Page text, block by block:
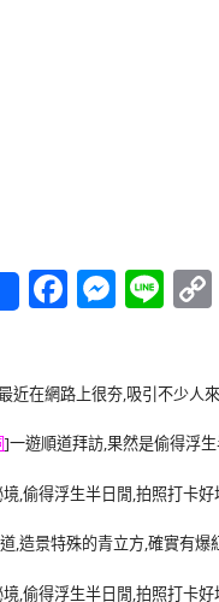
Facebook
Line
近在網路上很夯,吸引不少人
]一遊順道拜訪,果然是偷得浮
,造景特殊的青立方,確實有爆